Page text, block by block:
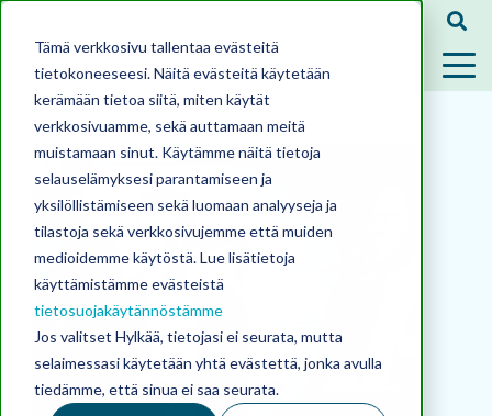
Tämä verkkosivu tallentaa evästeitä
tietokoneeseesi. Näitä evästeitä käytetään
kerämään tietoa siitä, miten käytät
verkkosivuamme, sekä auttamaan meitä
muistamaan sinut. Käytämme näitä tietoja
selauselämyksesi parantamiseen ja
yksilöllistämiseen sekä luomaan analyyseja ja
tilastoja sekä verkkosivujemme että muiden
medioidemme käytöstä. Lue lisätietoja
käyttämistämme evästeistä
tietosuojakäytännöstämme
Jos valitset Hylkää, tietojasi ei seurata, mutta
selaimessasi käytetään yhtä evästettä, jonka avulla
tiedämme, että sinua ei saa seurata.